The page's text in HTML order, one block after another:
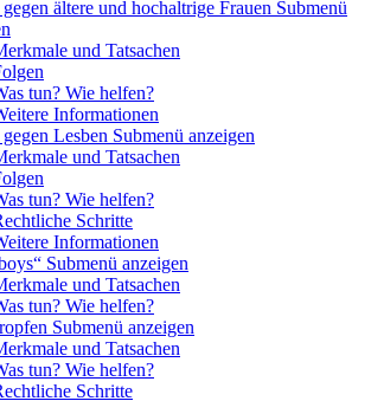
ältere und hochaltrige Frauen Submenü
und Tatsachen
tun? Wie helfen?
Informationen
Lesben Submenü anzeigen
und Tatsachen
tun? Wie helfen?
Schritte
Informationen
Submenü anzeigen
und Tatsachen
tun? Wie helfen?
Submenü anzeigen
und Tatsachen
tun? Wie helfen?
Schritte